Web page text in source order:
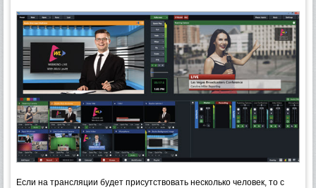
Если на трансляции будет присутствовать несколько человек, то с